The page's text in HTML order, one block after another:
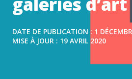
DATE DE PUBLICATION : 1
MISE À JOUR : 19 AVRIL 2020